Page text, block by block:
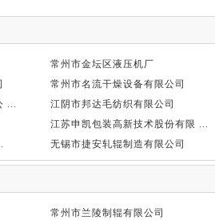
常州市金坛区液压机厂
常州市名流干燥设备有限公司
... 江阴市邦达毛纺织有限公司
江苏申凯包装高新技术股份有限 ...
无锡市捷安轧辊制造有限公司
常州市兰陵制辊有限公司